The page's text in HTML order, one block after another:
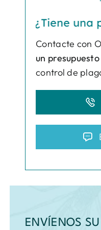
¿Tiene una
Contacte con
un
control de
ENVÍENOS